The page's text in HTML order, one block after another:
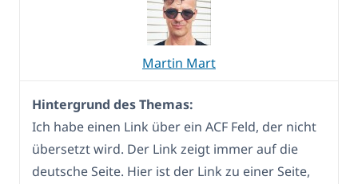
Martin Mart
Hintergrund des Themas:
Ich habe einen Link über ein ACF Feld, der nicht
übersetzt wird. Der Link zeigt immer auf die
deutsche Seite. Hier ist der Link zu einer Seite,